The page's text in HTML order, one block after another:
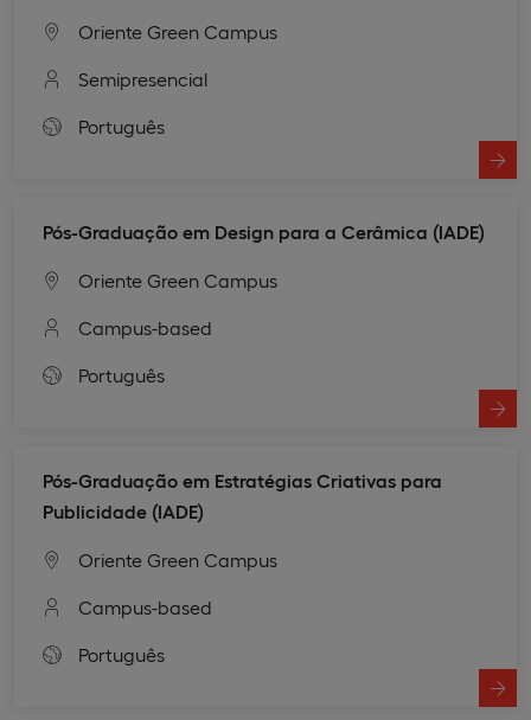
Oriente Green Campus
Semipresencial
Português
Pós-Graduação em Design para a Cerâmica (IADE)
Oriente Green Campus
Campus-based
Português
Pós-Graduação em Estratégias Criativas para
Publicidade (IADE)
Oriente Green Campus
Campus-based
Português